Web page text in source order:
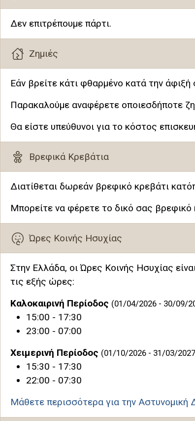
Δεν επιτρέπουμε πάρτι.
Ζημιές
Εάν βρείτε κάτι φθαρμένο κατά την
Παρακαλούμε αναφέρετε οποιεσδήποτε
Θα είστε υπεύθυνοι για το κόστος
Βρεφικά Κρεβάτια
Διατίθεται δωρεάν βρεφικό κρεβάτι
Μπορείτε να φέρετε το δικό σας βρεφικό
Ώρες Κοινής Ησυχίας
Στην Ελλάδα, οι Ώρες Κοινής Ησυχίας
τις εξής ώρες:
Καλοκαιρινή Περίοδος (01/04/2026 - 30/09/
15:00 - 17:30
23:00 - 07:00
Χειμερινή Περίοδος (01/10/2026 - 31/03/
15:30 - 17:30
22:00 - 07:30
Μάθετε περισσότερα για την Αστυνομική